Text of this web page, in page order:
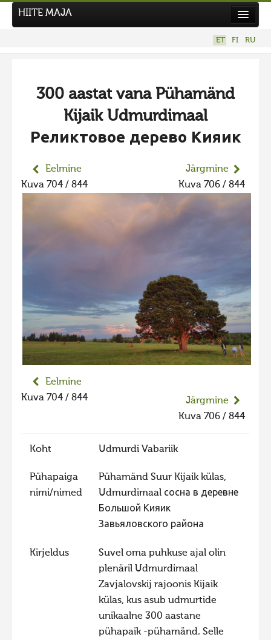
Tegutse
Kuvavõistlused
UUS KUVAVÕISTLUS
Hiite kuvavõistlus 2024
Hiite kuvavõistlus 2024 lisa
Liikuvad kuvad 2024
Hiite kuvavõistlus 2022 lisa
Liikuvad kuvad 2022
Hiite kuvavõistlus 2021
Hiite kuvavõistlus 2020
Hiite kuvavõistlus 2020 lisa
Liikuvad kuvad 2020
HIITE MAJA
ET FI RU
300 aastat vana Pühamänd
Kijaik Udmurdimaal
Реликтовое дерево Кияик
Eelmine
Kuva 704 / 844
Järgmine
Kuva 706 / 844
Eelmine
Kuva 704 / 844
Järgmine
Kuva 706 / 844
Koht Udmurdi Vabariik
Pühapaiga
nimi/nimed
Pühamänd Suur Kijaik külas,
Udmurdimaal сосна в деревне
Большой Кияик
Завьяловского района
Kirjeldus
Suvel oma puhkuse ajal olin
plenäril Udmurdimaal
Zavjalovskij rajoonis Kijaik
külas, kus asub udmurtide
unikaalne 300 aastane
pühapaik -pühamänd. Selle